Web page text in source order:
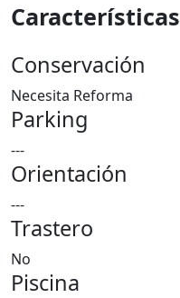
Características
Conservación
Necesita Reforma
Parking
---
Orientación
---
Trastero
No
Piscina